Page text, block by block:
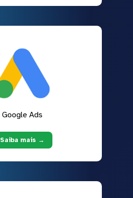
Google Ads
Saiba mais →